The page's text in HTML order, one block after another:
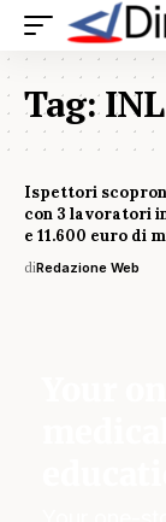
Tag:
Ispettori
con 3 lavoratori
e 11.600 euro di
diRedazione Web